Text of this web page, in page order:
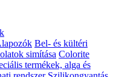
Bel- és kültéri
simítása Colorite
termékek, alga és